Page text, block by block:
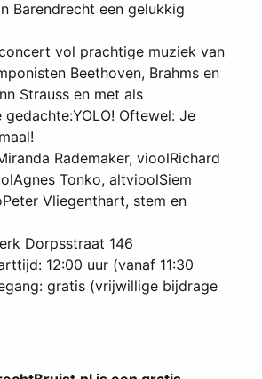
Barendrecht een gelukkig
vol prachtige muziek van
Beethoven, Brahms en
Strauss en met als
Oftewel: Je
Rademaker, vioolRichard
Tonko, altvioolSiem
Vliegenthart, stem en
Dorpsstraat 146
12:00 uur (vanaf 11:30
gratis (vrijwillige bijdrage